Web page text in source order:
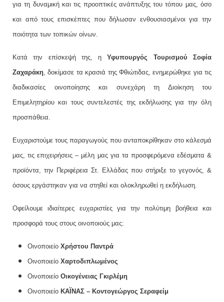
για τη δυναμική και τις προοπτικές ανάπτυξης του τόπου μας, όσο
και από τους επισκέπτες που δήλωσαν ενθουσιασμένοι για την
ποιότητα των τοπικών οίνων.
Κατά την επίσκεψή της, ηΥφυπουργός Τουρισμού Σοφία
Ζαχαράκη, δοκίμασε τα κρασιά της Φθιώτιδας, ενημερώθηκε για τις
διαδικασίες οινοποίησης και συνεχάρη τη Διοίκηση του
Επιμελητηρίου και τους συντελεστές της εκδήλωσης για την όλη
προσπάθεια.
Ευχαριστούμε τους παραγωγούς που ανταποκρίθηκαν στο κάλεσμά
μας, τις επιχειρήσεις – μέλη μας για τα προσφερόμενα εδέσματα &
προϊόντα, την Περιφέρεια Στ. Ελλάδας που στήριξε το γεγονός, &
όσους εργάστηκαν για να στηθεί και ολοκληρωθεί η εκδήλωση.
Οφείλουμε ιδιαίτερες ευχαριστίες για την πολύτιμη βοήθεια και
προσφορά τους στους οινοποιούς μας:
Οινοποιείο Χρήστου Παντρά
Οινοποιείο Χαρτοδιπλωμένος
Οινοποιείο Οικογένειας Γκιρλέμη
Οινοποιείο ΚΑΪΝΑΣ – Κοντογεώργος Σεραφείμ